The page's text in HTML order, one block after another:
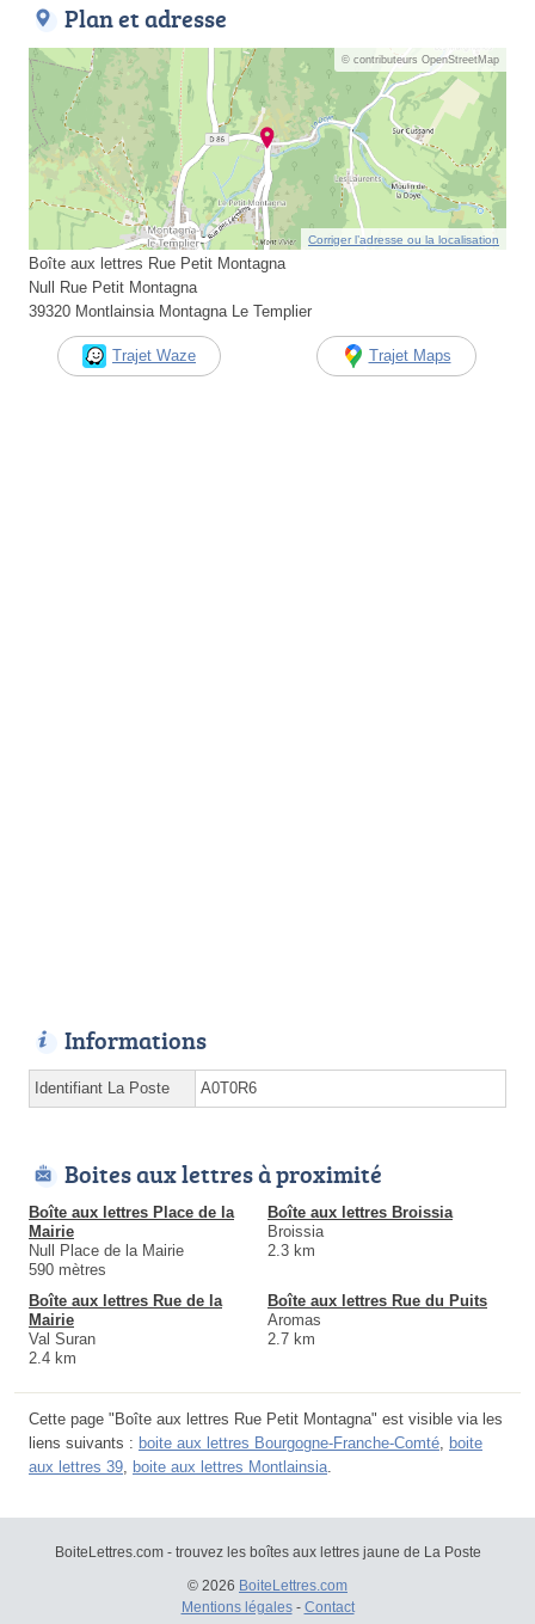
Plan et adresse
© contributeurs OpenStreetMap
Corriger l’adresse ou la localisation
Boîte aux lettres Rue Petit Montagna
Null Rue Petit Montagna
39320 Montlainsia Montagna Le Templier
Trajet Waze Trajet Maps
Informations
Identifiant La Poste A0T0R6
Boites aux lettres à proximité
Boîte aux lettres Place de la
Mairie
Null Place de la Mairie
590 mètres
Boîte aux lettres Broissia
Broissia
2.3 km
Boîte aux lettres Rue de la
Mairie
Val Suran
2.4 km
Boîte aux lettres Rue du Puits
Aromas
2.7 km
Cette page "Boîte aux lettres Rue Petit Montagna" est visible via les
liens suivants : boite aux lettres Bourgogne-Franche-Comté boite
aux lettres 39 boite aux lettres Montlainsia
BoiteLettres.com - trouvez les boîtes aux lettres jaune de La Poste
© 2026 BoiteLettres.com
Mentions légales- Contact